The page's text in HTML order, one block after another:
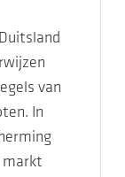
van
In
markt